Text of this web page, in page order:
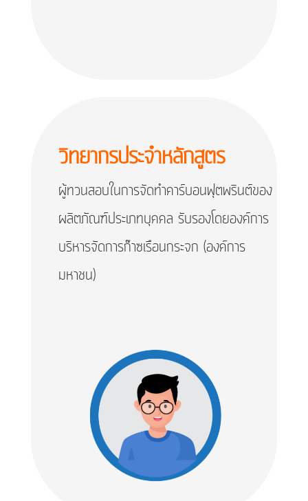
วิทยากรประจำหลักสูตร
ผู้ทวนสอบในการจัดทำคาร์บอนฟุตพรินต์ของ
ผลิตภัณฑ์ประเภทบุคคล รับรองโดยองค์การ
บริหารจัดการก๊าซเรือนกระจก (องค์การ
มหาชน)​